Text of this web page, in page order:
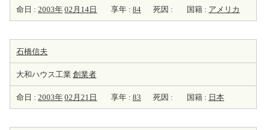
命日 : 2003年 02月14日 享年 : 84 死因 : 国籍 : アメリカ
石橋信夫
大和ハウス工業 創業者
命日 : 2003年 02月21日 享年 : 83 死因 : 国籍 : 日本